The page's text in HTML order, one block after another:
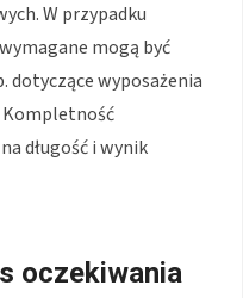
W przypadku
mogą być
dotyczące wyposażenia
długość i wynik
oczekiwania